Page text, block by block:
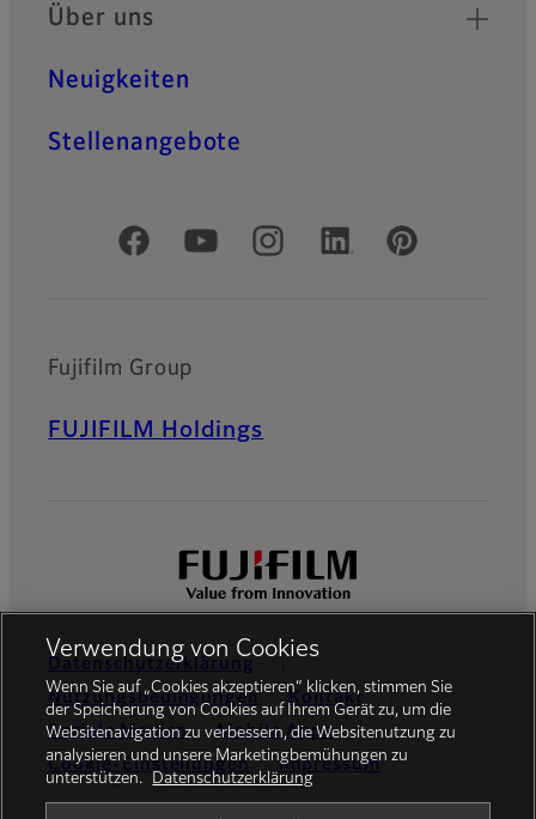
Über uns
Neuigkeiten
Stellenangebote
Offizielle soziale Medien
Fujifilm Group
FUJIFILM Holdings
Datenschutzerklärung
Nutzungsbedingungen
Kontakt
Soziale Medien
Mobile Apps
Cookie-Einstellungen
Impressum
Verwendung von Cookies
Wenn Sie auf „Cookies akzeptieren“ klicken, stimmen Sie
der Speicherung von Cookies auf Ihrem Gerät zu, um die
Websitenavigation zu verbessern, die Websitenutzung zu
analysieren und unsere Marketingbemühungen zu
unterstützen.
Datenschutzerklärung